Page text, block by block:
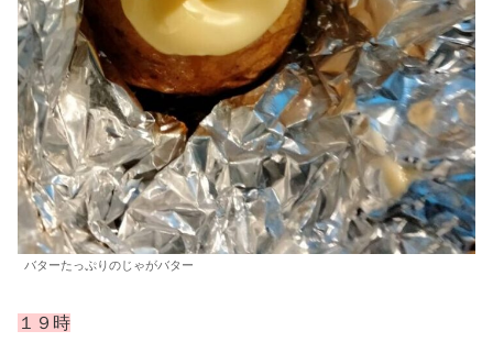
バターたっぷりのじゃがバター
１９時